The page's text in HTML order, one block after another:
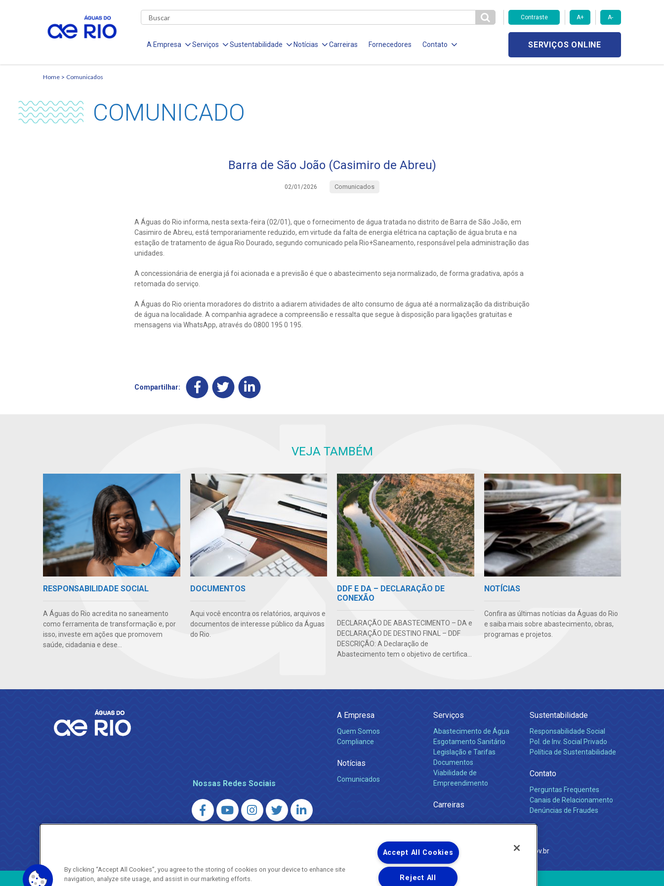
Contraste A+ A-
A Empresa Serviços Sustentabilidade Notícias Carreiras Fornecedores Contato SERVIÇOS ONLINE
Home Comunicados
COMUNICADO
Barra de São João (Casimiro de Abreu)
02/01/2026 Comunicados
A Águas do Rio informa, nesta sexta-feira (02/01), que o fornecimento de água tratada no distrito de Barra de São João, em
Casimiro de Abreu, está temporariamente reduzido, em virtude da falta de energia elétrica na captação de água bruta e na
estação de tratamento de água Rio Dourado, segundo comunicado pela Rio+Saneamento, responsável pela administração das
unidades.
A concessionária de energia já foi acionada e a previsão é que o abastecimento seja normalizado, de forma gradativa, após a
retomada do serviço.
A Águas do Rio orienta moradores do distrito a adiarem atividades de alto consumo de água até a normalização da distribuição
de água na localidade. A companhia agradece a compreensão e ressalta que segue à disposição para ligações gratuitas e
mensagens via WhatsApp, através do 0800 195 0 195.
Compartilhar:
VEJA TAMBÉM
RESPONSABILIDADE SOCIAL
A Águas do Rio acredita no saneamento
como ferramenta de transformação e, por
isso, investe em ações que promovem
saúde, cidadania e dese...
DOCUMENTOS
Aqui você encontra os relatórios, arquivos e
documentos de interesse público da Águas
do Rio.
DDF E DA – DECLARAÇÃO DE
CONEXÃO
DECLARAÇÃO DE ABASTECIMENTO – DA e
DECLARAÇÃO DE DESTINO FINAL – DDF
DESCRIÇÃO: A Declaração de
Abastecimento tem o objetivo de certifica...
NOTÍCIAS
Confira as últimas notícias da Águas do Rio
e saiba mais sobre abastecimento, obras,
programas e projetos.
Nossas Redes Sociais
A Empresa
Quem Somos
Compliance
Notícias
Comunicados
Serviços
Abastecimento de Água
Esgotamento Sanitário
Legislação e Tarifas
Documentos
Viabilidade de
Empreendimento
Carreiras
Sustentabilidade
Responsabilidade Social
Pol. de Inv. Social Privado
Política de Sustentabilidade
Contato
Perguntas Frequentes
Canais de Relacionamento
Denúncias de Fraudes
AGENERSA – Agência Reguladora de Energia e Saneamento do Estado do Rio de Janeiro
ouvidoria.agenersa@gmail.com http://www.agenersa.rj.gov.br
By clicking “Accept All Cookies”, you agree to the storing of cookies on your device to enhance site
navigation, analyze site usage, and assist in our marketing efforts.
Accept All Cookies
Reject All